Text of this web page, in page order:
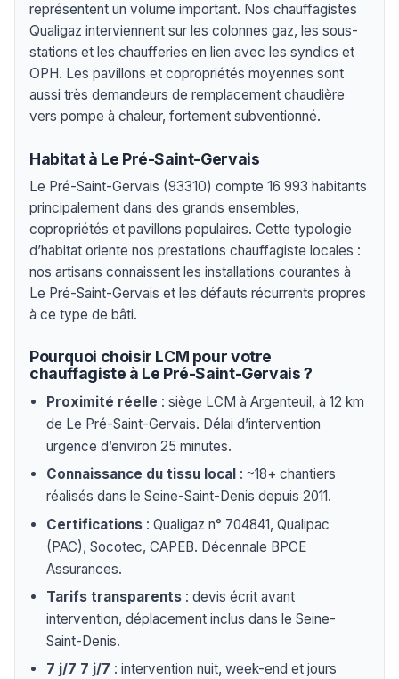
représentent un volume important. Nos chauffagistes
Qualigaz interviennent sur les colonnes gaz, les sous-
stations et les chaufferies en lien avec les syndics et
OPH. Les pavillons et copropriétés moyennes sont
aussi très demandeurs de remplacement chaudière
vers pompe à chaleur, fortement subventionné.
Habitat à Le Pré-Saint-Gervais
Le Pré-Saint-Gervais (93310) compte 16 993 habitants
principalement dans des grands ensembles,
copropriétés et pavillons populaires. Cette typologie
d’habitat oriente nos prestations chauffagiste locales :
nos artisans connaissent les installations courantes à
Le Pré-Saint-Gervais et les défauts récurrents propres
à ce type de bâti.
Pourquoi choisir LCM pour votre
chauffagiste à Le Pré-Saint-Gervais ?
Proximité réelle : siège LCM à Argenteuil, à 12 km
de Le Pré-Saint-Gervais. Délai d’intervention
urgence d’environ 25 minutes.
Connaissance du tissu local : ~18+ chantiers
réalisés dans le Seine-Saint-Denis depuis 2011.
Certifications : Qualigaz n° 704841, Qualipac
(PAC), Socotec, CAPEB. Décennale BPCE
Assurances.
Tarifs transparents : devis écrit avant
intervention, déplacement inclus dans le Seine-
Saint-Denis.
7 j/7 7 j/7 : intervention nuit, week-end et jours